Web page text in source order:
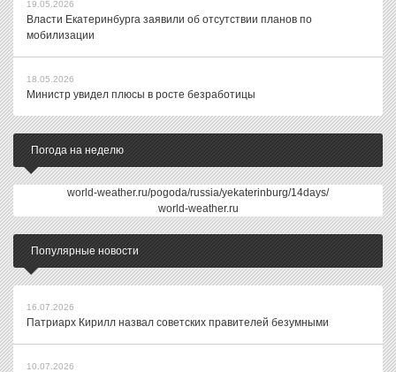
19.05.2026
Власти Екатеринбурга заявили об отсутствии планов по
мобилизации
18.05.2026
Министр увидел плюсы в росте безработицы
Погода на неделю
world-weather.ru/pogoda/russia/yekaterinburg/14days/
world-weather.ru
Популярные новости
16.07.2026
Патриарх Кирилл назвал советских правителей безумными
10.07.2026